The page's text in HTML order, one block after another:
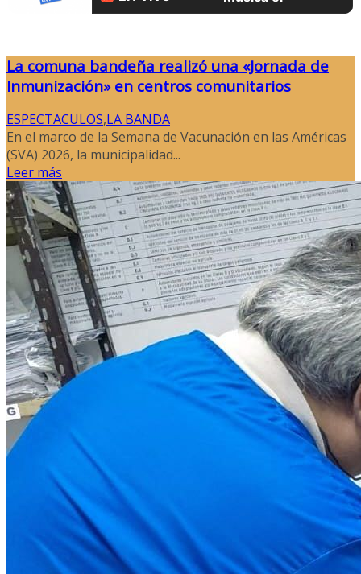
La comuna bandeña realizó una «Jornada de
Inmunización» en centros comunitarios
ESPECTACULOS,LA BANDA
En el marco de la Semana de Vacunación en las Américas
(SVA) 2026, la municipalidad...
Leer más